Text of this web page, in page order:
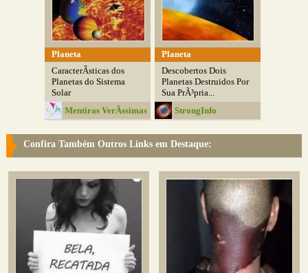
Planeta
CaracterÃ­sticas dos
Planetas do Sistema
Solar
Mentiras VerÃ­ssimas
Planeta
Descobertos Dois
Planetas Destruidos Por
Sua PrÃ³pria...
StrongInfo
Confira Também Outros Links em Destaque: